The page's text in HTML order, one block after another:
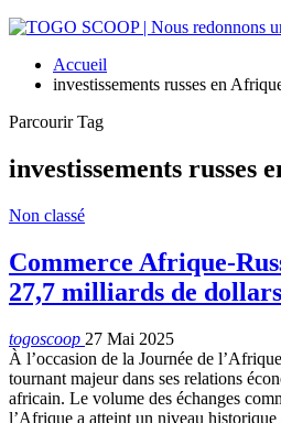
Accueil
investissements russes en
Parcourir Tag
investissements russes
Non classé
Commerce Afrique-
27,7 milliards de
togoscoop 27 Mai 2025
À l’occasion de la Journée de
tournant majeur dans ses relations
africain. Le volume des échanges
l’Afrique a atteint un niveau